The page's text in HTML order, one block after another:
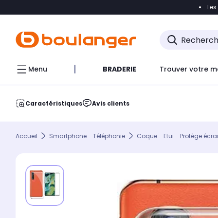
Accéder
Menu BRADERIE Trouver votre
Caractéristiques Avis clients
Accueil Smartphone - Téléphonie Coque - Etui - Protège